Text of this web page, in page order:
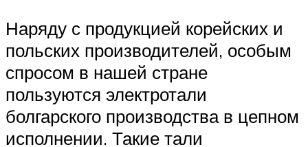
Наряду с продукцией корейских и
польских производителей, особым
спросом в нашей стране
пользуются электротали
болгарского производства в цепном
исполнении. Такие тали